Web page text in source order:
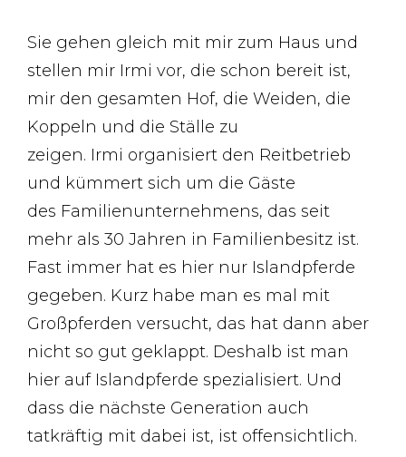
Sie gehen gleich mit mir zum Haus und
stellen mir Irmi vor, die schon bereit ist,
mir den gesamten Hof, die Weiden, die
Koppeln und die Ställe zu
zeigen. Irmi organisiert den Reitbetrieb
und kümmert sich um die Gäste
des Familienunternehmens, das seit
mehr als 30 Jahren in Familienbesitz ist.
Fast immer hat es hier nur Islandpferde
gegeben. Kurz habe man es mal mit
Großpferden versucht, das hat dann aber
nicht so gut geklappt. Deshalb ist man
hier auf Islandpferde spezialisiert. Und
dass die nächste Generation auch
tatkräftig mit dabei ist, ist offensichtlich.